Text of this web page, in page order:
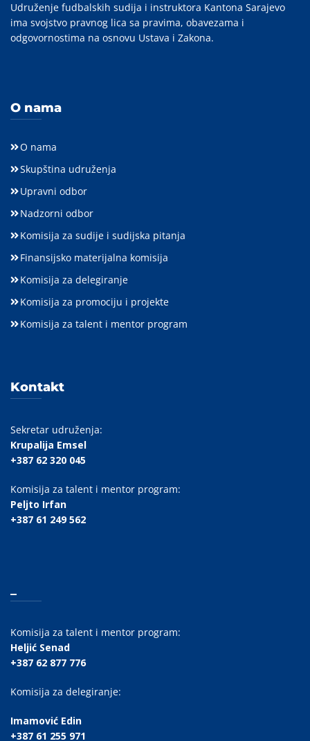
Udruženje fudbalskih sudija i instruktora Kantona Sarajevo
ima svojstvo pravnog lica sa pravima, obavezama i
odgovornostima na osnovu Ustava i Zakona.
O nama
O nama
Skupština udruženja
Upravni odbor
Nadzorni odbor
Komisija za sudije i sudijska pitanja
Finansijsko materijalna komisija
Komisija za delegiranje
Komisija za promociju i projekte
Komisija za talent i mentor program
Kontakt
Sekretar udruženja:
Krupalija Emsel
+387 62 320 045
Komisija za talent i mentor program:
Peljto Irfan
+387 61 249 562
Komisija za talent i mentor program:
Heljić Senad
+387 62 877 776
Komisija za delegiranje:
Imamović Edin
+387 61 255 971